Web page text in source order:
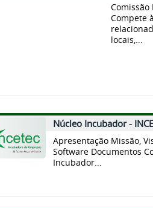
Comissão
Compete
locais,...
Núcleo Incubador -
Apresentação Missão,
Software Documentos
Incubador...